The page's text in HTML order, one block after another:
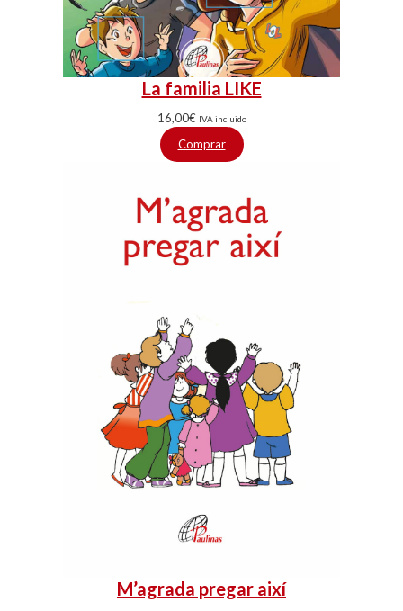
La familia LIKE
16,00€ IVA incluido
Comprar
M’agrada pregar així